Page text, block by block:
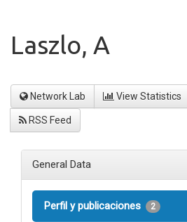
Laszlo, A
Network Lab View Statistics
RSS Feed
General Data
Perfil y publicaciones 2